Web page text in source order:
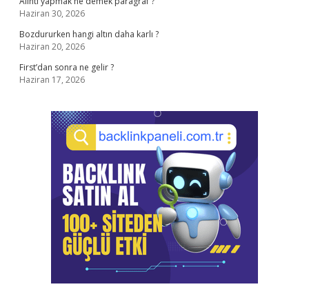
Haziran 30, 2026
Bozdururken hangi altın daha karlı ?
Haziran 20, 2026
First’dan sonra ne gelir ?
Haziran 17, 2026